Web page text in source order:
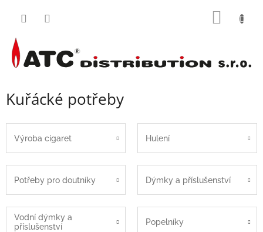
Kuřácké potřeby
Výroba cigaret Hulení
Potřeby pro doutníky Dýmky a příslušenství
Vodní dýmky a
příslušenství
Popelníky